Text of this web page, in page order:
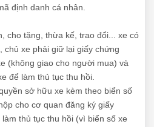
định danh cá nhân.
cho tặng, thừa kế, trao đổi... xe có
chủ xe phải giữ lại giấy chứng
(không giao cho người mua) và
để làm thủ tục thu hồi.
sở hữu xe kèm theo biển số
cho cơ quan đăng ký giấy
thủ tục thu hồi (vì biển số xe